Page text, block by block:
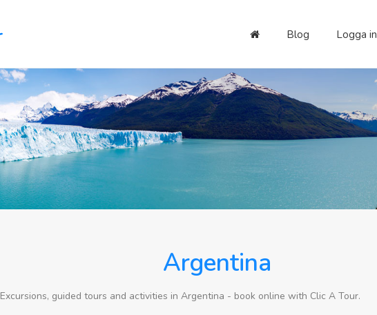
Blog Logga in
Argentina
Excursions, guided tours and activities in Argentina - book online with Clic A Tour.